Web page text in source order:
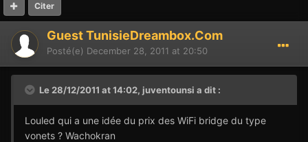
Citer
Guest TunisieDreambox.Com
Posté(e) December 28, 2011 at 20:50
Le 28/12/2011 at 14:02, juventounsi a dit :
Louled qui a une idée du prix des WiFi bridge du type
vonets ? Wachokran